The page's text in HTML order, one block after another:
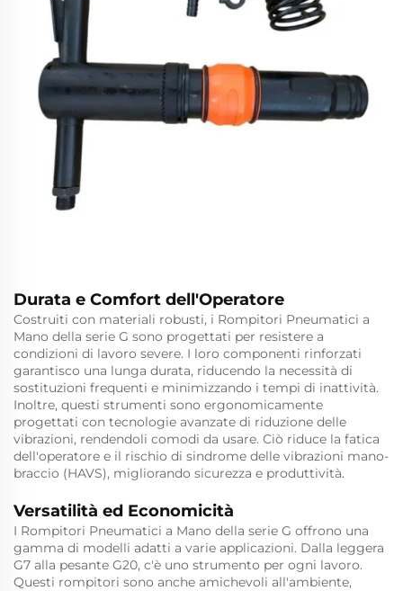
Durata e Comfort dell'Operatore
Costruiti con materiali robusti, i Rompitori Pneumatici a
Mano della serie G sono progettati per resistere a
condizioni di lavoro severe. I loro componenti rinforzati
garantisco una lunga durata, riducendo la necessità di
sostituzioni frequenti e minimizzando i tempi di inattività.
Inoltre, questi strumenti sono ergonomicamente
progettati con tecnologie avanzate di riduzione delle
vibrazioni, rendendoli comodi da usare. Ciò riduce la fatica
dell'operatore e il rischio di sindrome delle vibrazioni mano-
braccio (HAVS), migliorando sicurezza e produttività.
Versatilità ed Economicità
I Rompitori Pneumatici a Mano della serie G offrono una
gamma di modelli adatti a varie applicazioni. Dalla leggera
G7 alla pesante G20, c'è uno strumento per ogni lavoro.
Questi rompitori sono anche amichevoli all'ambiente,